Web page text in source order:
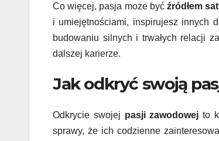
Co więcej, pasja może byćźródłem
i umiejętnościami, inspirujesz innych
budowaniu silnych i trwałych relacji
dalszej karierze.
Jak odkryć swoją
Odkrycie swojej pasji zawodowej to
sprawy, że ich codzienne